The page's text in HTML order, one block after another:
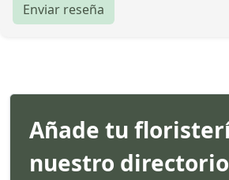
Enviar reseña
Añade tu
nuestro